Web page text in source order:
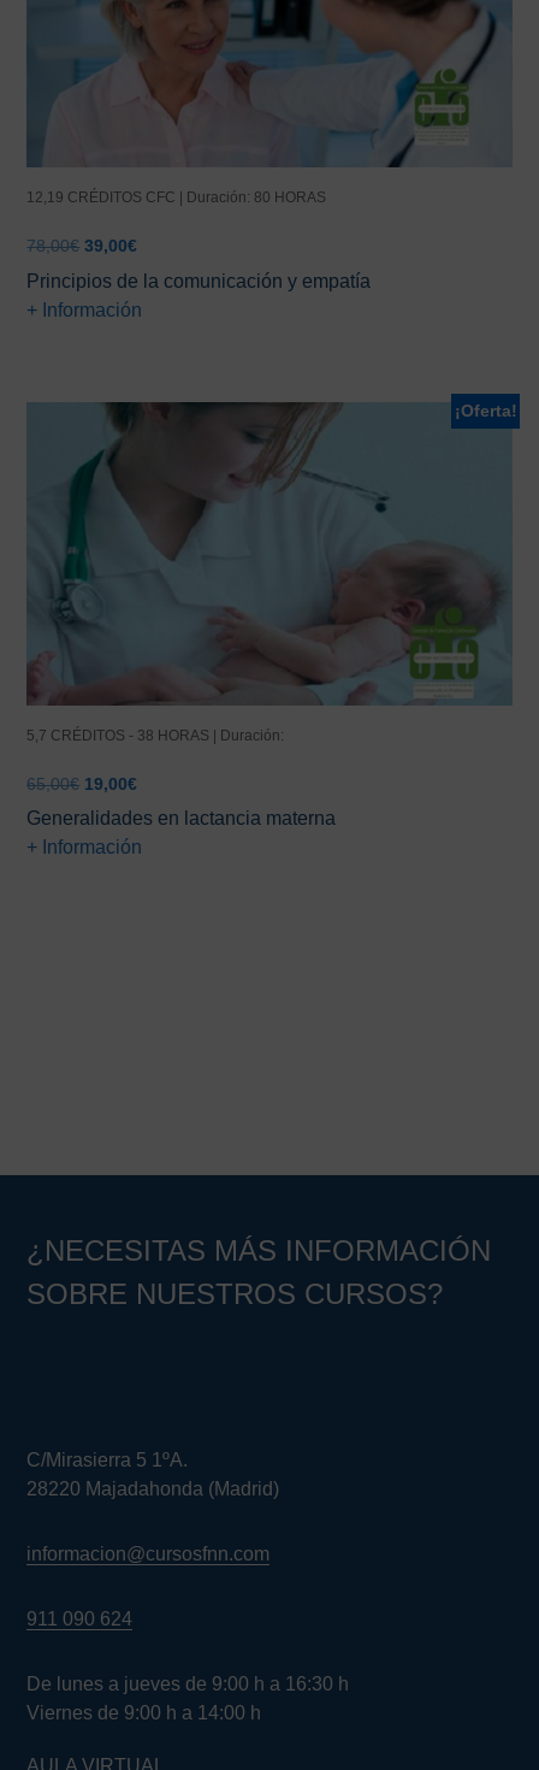
12,19 CRÉDITOS CFC | Duración: 80 HORAS
78,00€ El
precio
original
era:
39,00€El
precio
actual
es:
Principios de la comunicación y empatía
+ Información
¡Oferta!
5,7 CRÉDITOS - 38 HORAS | Duración:
65,00€ El
precio
original
era:
19,00€El
actual
es:
Generalidades en lactancia materna
+ Información
¿NECESITAS MÁS INFORMACIÓN
SOBRE NUESTROS CURSOS?
C/Mirasierra 5 1ºA.
28220 Majadahonda (Madrid)
informacion@cursosfnn.com
911 090 624
De lunes a jueves de 9:00 h a 16:30 h
Viernes de 9:00 h a 14:00 h